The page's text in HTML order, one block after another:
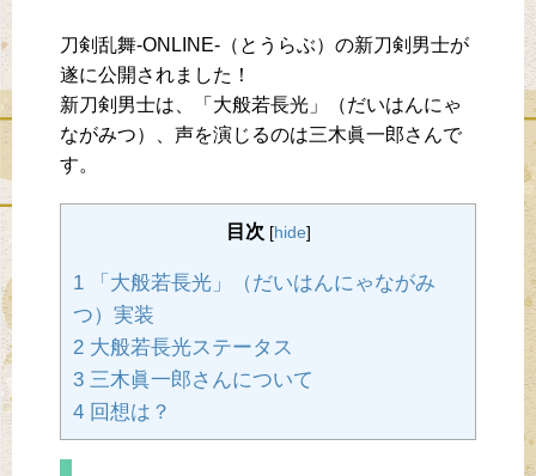
刀剣乱舞-ONLINE-（とうらぶ）の新刀剣男士が
遂に公開されました！
新刀剣男士は、「大般若長光」（だいはんにゃ
ながみつ）、声を演じるのは三木眞一郎さんで
す。
目次 [hide]
1 「大般若長光」（だいはんにゃながみ
つ）実装
2 大般若長光ステータス
3 三木眞一郎さんについて
4 回想は？